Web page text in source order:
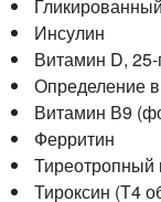
Инсулин
Витамин D, 25-
Определение
Витамин В9
Ферритин
Тиреотропный
Тироксин (Т4